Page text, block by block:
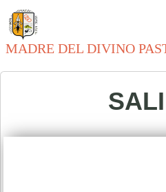
MADRE DEL DIVINO